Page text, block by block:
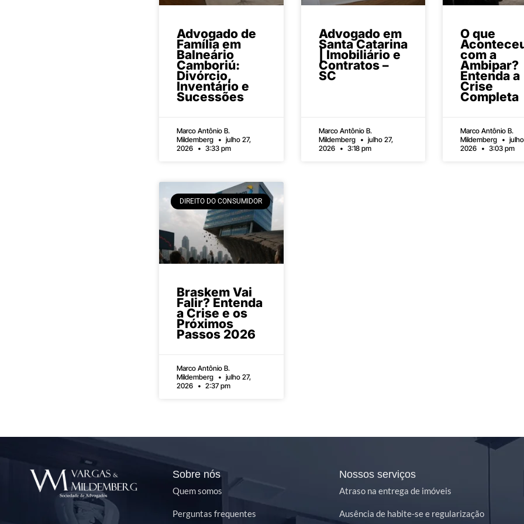
Advogado de
Família em
Balneário
Camboriú:
Divórcio,
Inventário e
Sucessões
Marco Antônio B.
Mildemberg
julho 27,
2026
3:33 pm
Advogado em
Santa Catarina
| Imobiliário e
Contratos –
SC
Marco Antônio B.
Mildemberg
julho 27,
2026
3:18 pm
O que
com a
Ambipar?
Entenda a
Crise
Completa
Marco Antônio B.
Mildemberg
2026
3:03 pm
DIREITO DO CONSUMIDOR
Braskem Vai
Falir? Entenda
a Crise e os
Próximos
Passos 2026
Marco Antônio B.
Mildemberg
julho 27,
2026
2:37 pm
Sobre nós
Quem somos
Perguntas frequentes
Nossos serviços
Atraso na entrega de imóveis
Ausência de habite-se e regularização